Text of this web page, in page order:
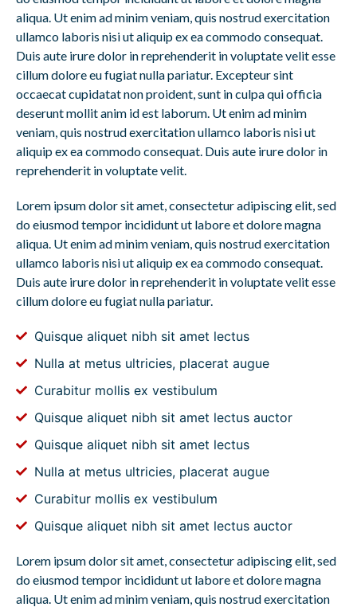
aliqua. Ut enim ad minim veniam, quis nostrud exercitation
ullamco laboris nisi ut aliquip ex ea commodo consequat.
Duis aute irure dolor in reprehenderit in voluptate velit esse
cillum dolore eu fugiat nulla pariatur. Excepteur sint
occaecat cupidatat non proident, sunt in culpa qui officia
deserunt mollit anim id est laborum. Ut enim ad minim
veniam, quis nostrud exercitation ullamco laboris nisi ut
aliquip ex ea commodo consequat. Duis aute irure dolor in
reprehenderit in voluptate velit.
Lorem ipsum dolor sit amet, consectetur adipiscing elit, sed
do eiusmod tempor incididunt ut labore et dolore magna
aliqua. Ut enim ad minim veniam, quis nostrud exercitation
ullamco laboris nisi ut aliquip ex ea commodo consequat.
Duis aute irure dolor in reprehenderit in voluptate velit esse
cillum dolore eu fugiat nulla pariatur.
Quisque aliquet nibh sit amet lectus
Nulla at metus ultricies, placerat augue
Curabitur mollis ex vestibulum
Quisque aliquet nibh sit amet lectus auctor
Quisque aliquet nibh sit amet lectus
Nulla at metus ultricies, placerat augue
Curabitur mollis ex vestibulum
Quisque aliquet nibh sit amet lectus auctor
Lorem ipsum dolor sit amet, consectetur adipiscing elit, sed
do eiusmod tempor incididunt ut labore et dolore magna
aliqua. Ut enim ad minim veniam, quis nostrud exercitation